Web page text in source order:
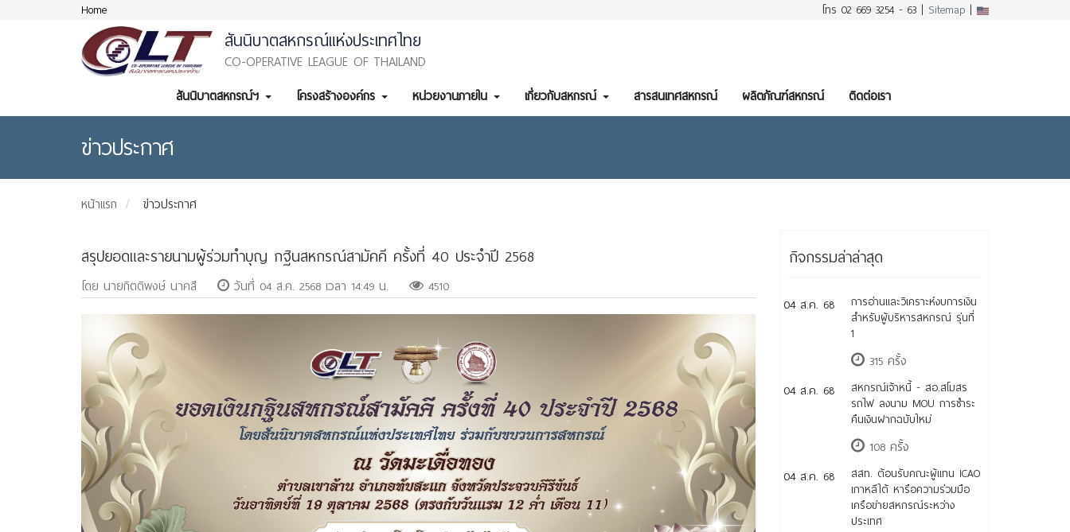
Home โทร 02 669 3254 - 63 | Sitemap |
สันนิบาตสหกรณ์แห่งประเทศไทย
CO-OPERATIVE LEAGUE OF THAILAND
สันนิบาตสหกรณ์ฯ โครงสร้างองค์กร หน่วยงานภายใน เกี่ยวกับสหกรณ์ สารสนเทศสหกรณ์ ผลิตภัณฑ์สหกรณ์ ติดต่อเรา
ข่าวประกาศ
หน้าแรก ข่าวประกาศ
สรุปยอดและรายนามผู้ร่วมทำบุญ กฐินสหกรณ์สามัคคี ครั้งที่ 40 ประจำปี 2568
โดย นายกิตติพงษ์ นาคสี วันที่ 04 ส.ค. 2568 เวลา 14:49 น. 4510
กิจกรรมล่าล่าสุด
04 ส.ค. 68
การอ่านและวิเคราะห์งบการเงิน
สำหรับผู้บริหารสหกรณ์ รุ่นที่
1
315 ครั้ง
04 ส.ค. 68
สหกรณ์เจ้าหนี้ - สอ.สโมสร
รถไฟ ลงนาม MOU การชำระ
คืนเงินฝากฉบับใหม่
108 ครั้ง
04 ส.ค. 68
สสท. ต้อนรับคณะผู้แทน ICAO
เกาหลีใต้ หารือความร่วมมือ
เครือข่ายสหกรณ์ระหว่าง
ประเทศ